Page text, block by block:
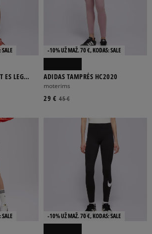
ATŽYMĖTI VISUS
ES LEG
-10% UŽ MAŽ. 70 €, KODAS: SALE
ADIDAS TAMPRĖS HC2020
moterims
45 €
29 €
-10% UŽ MAŽ. 70 €, KODAS: SALE